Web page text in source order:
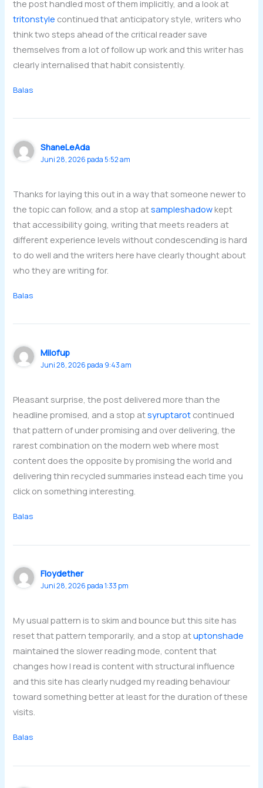
the post handled most of them implicitly, and a look at
tritonstyle continued that anticipatory style, writers who
think two steps ahead of the critical reader save
themselves from a lot of follow up work and this writer has
clearly internalised that habit consistently.
Balas
ShaneLeAda
Juni 28, 2026 pada 5:52 am
Thanks for laying this out in a way that someone newer to
the topic can follow, and a stop atsampleshadow kept
that accessibility going, writing that meets readers at
different experience levels without condescending is hard
to do well and the writers here have clearly thought about
who they are writing for.
Balas
Milofup
Juni 28, 2026 pada 9:43 am
Pleasant surprise, the post delivered more than the
headline promised, and a stop atsyruptarot continued
that pattern of under promising and over delivering, the
rarest combination on the modern web where most
content does the opposite by promising the world and
delivering thin recycled summaries instead each time you
click on something interesting.
Balas
Floydether
Juni 28, 2026 pada 1:33 pm
My usual pattern is to skim and bounce but this site has
reset that pattern temporarily, and a stop atuptonshade
maintained the slower reading mode, content that
changes how I read is content with structural influence
and this site has clearly nudged my reading behaviour
toward something better at least for the duration of these
visits.
Balas